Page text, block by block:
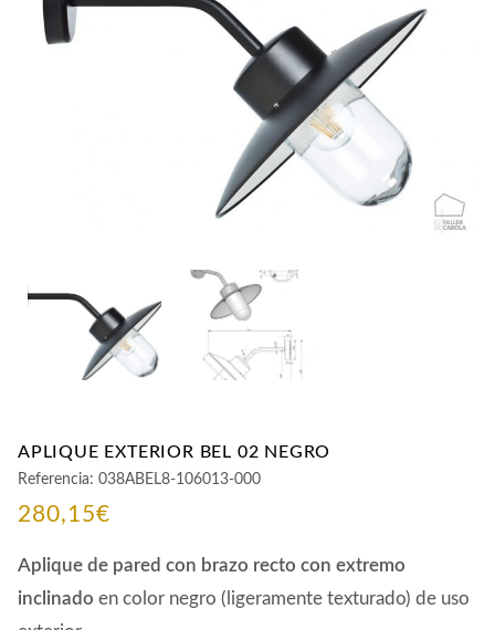
CONTACTO
APLIQUE EXTERIOR BEL 02 NEGRO
Referencia: 038ABEL8-106013-000
280,15€
Aplique de pared con brazo recto con extremo
inclinado en color negro (ligeramente texturado) de uso